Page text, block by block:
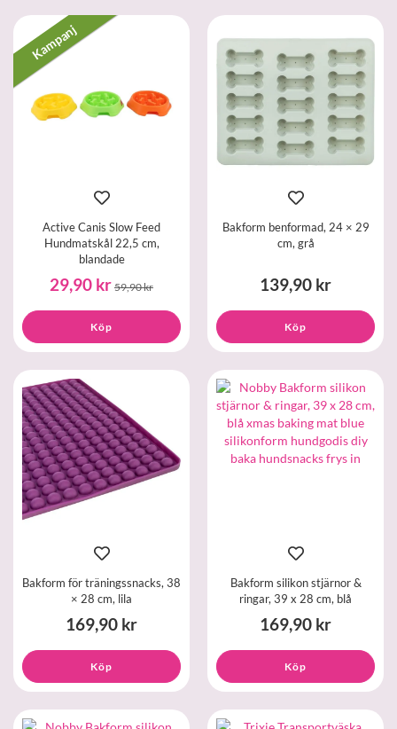
Kampanj
Active Canis Slow Feed
Hundmatskål 22,5 cm,
blandade
29,90 kr 59,90 kr
Köp
Bakform benformad, 24 × 29
cm, grå
139,90 kr
Köp
Bakform för träningssnacks, 38
× 28 cm, lila
169,90 kr
Köp
Bakform silikon stjärnor &
ringar, 39 x 28 cm, blå
169,90 kr
Köp